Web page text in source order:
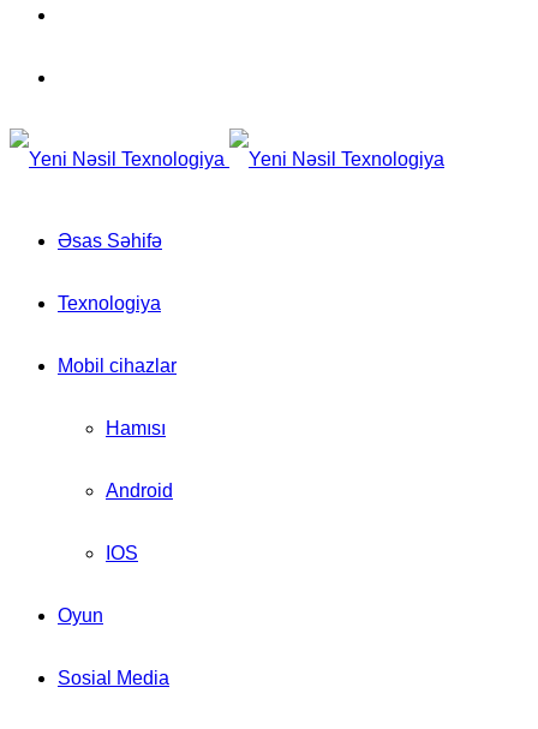
Əsas Səhifə
Texnologiya
Mobil cihazlar
Hamısı
Android
IOS
Oyun
Sosial Media